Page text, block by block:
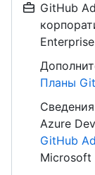
GitHub
Планы
Azure
GitHub
Microsoft